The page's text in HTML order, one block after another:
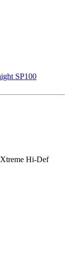
SP100
Hi-Def